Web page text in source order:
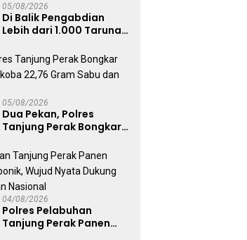
05/08/2026
Di Balik Pengabdian
Lebih dari 1.000 Taruna,
Pembentukan Karakter
Siswa Sekolah Rakyat
05/08/2026
Dua Pekan, Polres
Tanjung Perak Bongkar
22,76 Gram Sabu dan Pil
Ekstasi
04/08/2026
Polres Pelabuhan
Tanjung Perak Panen